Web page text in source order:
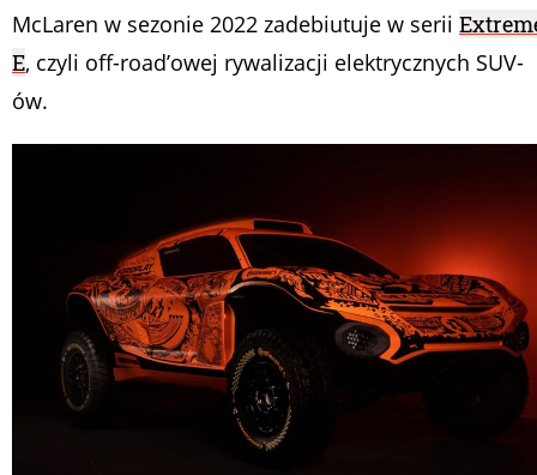
McLaren w sezonie 2022 zadebiutuje w serii
E, czyli off-road’owej rywalizacji elektrycznych SUV-
ów.